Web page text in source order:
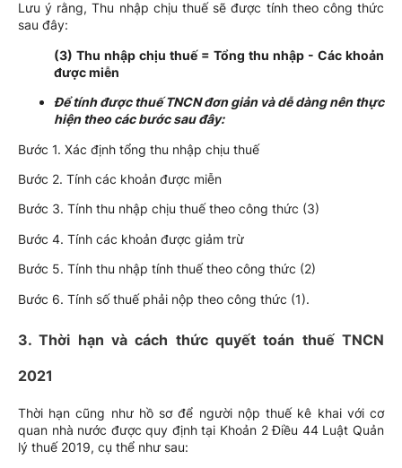
Lưu ý rằng, Thu nhập chịu thuế sẽ được tính theo công thức
sau đây:
(3) Thu nhập chịu thuế = Tổng thu nhập - Các khoản
được miễn
Để tính được thuế TNCN đơn giản và dễ dàng nên thực
hiện theo các bước sau đây:
Bước 1. Xác định tổng thu nhập chịu thuế
Bước 2. Tính các khoản được miễn
Bước 3. Tính thu nhập chịu thuế theo công thức (3)
Bước 4. Tính các khoản được giảm trừ
Bước 5. Tính thu nhập tính thuế theo công thức (2)
Bước 6. Tính số thuế phải nộp theo công thức (1).
3. Thời hạn và cách thức quyết toán thuế TNCN
2021
Thời hạn cũng như hồ sơ để người nộp thuế kê khai với cơ
quan nhà nước được quy định tại Khoản 2 Điều 44 Luật Quản
lý thuế 2019, cụ thể như sau: